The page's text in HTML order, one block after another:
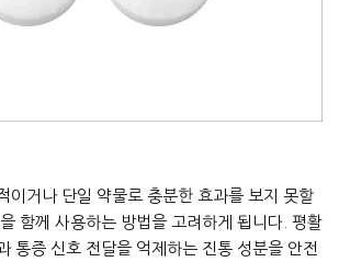
이거나 단일 약물로 충분한 효과를 보지 못할
함께 사용하는 방법을 고려하게 됩니다. 평활
통증 신호 전달을 억제하는 진통 성분을 안전